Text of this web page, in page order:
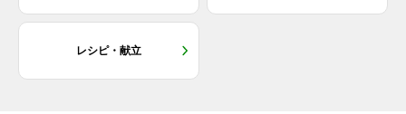
レシピ・献立